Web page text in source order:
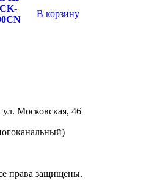
В корзину
ул. Московская, 46
права защищены.